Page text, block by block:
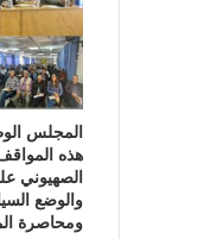
المجلس
هذه
الصهيوني
والوضع
ومحاصرة